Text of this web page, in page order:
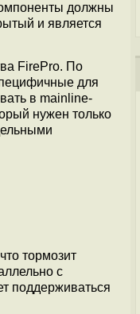
должны
и является
FirePro. По
для
в mainline-
нужен только
тормозит
с
поддерживаться